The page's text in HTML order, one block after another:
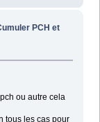
PCH et
ou autre cela
tous les cas pour